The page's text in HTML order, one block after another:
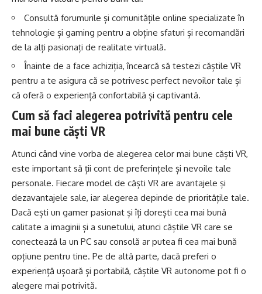
Consultă forumurile și comunitățile online specializate în
tehnologie și gaming pentru a obține sfaturi și recomandări
de la alți pasionați de realitate virtuală.
Înainte de a face achiziția, încearcă să testezi căștile VR
pentru a te asigura că se potrivesc perfect nevoilor tale și
că oferă o experiență confortabilă și captivantă.
Cum să faci alegerea potrivită pentru cele
mai bune căști VR
Atunci când vine vorba de alegerea celor mai bune căști VR,
este important să ții cont de preferințele și nevoile tale
personale. Fiecare model de căști VR are avantajele și
dezavantajele sale, iar alegerea depinde de prioritățile tale.
Dacă ești un gamer pasionat și îți dorești cea mai bună
calitate a imaginii și a sunetului, atunci căștile VR care se
conectează la un PC sau consolă ar putea fi cea mai bună
opțiune pentru tine. Pe de altă parte, dacă preferi o
experiență ușoară și portabilă, căștile VR autonome pot fi o
alegere mai potrivită.